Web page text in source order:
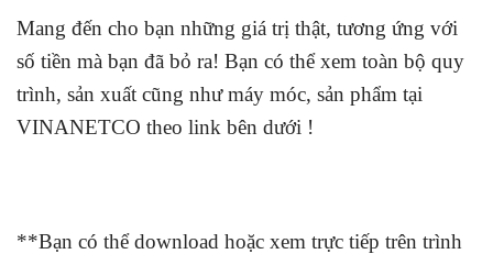
Mang đến cho bạn những giá trị thật, tương ứng với
số tiền mà bạn đã bỏ ra! Bạn có thể xem toàn bộ quy
trình, sản xuất cũng như máy móc, sản phẩm tại
VINANETCO theo link bên dưới !
**Bạn có thể download hoặc xem trực tiếp trên trình